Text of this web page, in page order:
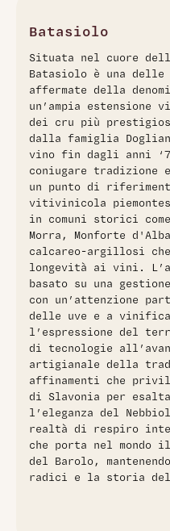
riflessi aranciati, segno
secca come noci e prugne
di rose e viole, sfumature
affumicati di vaniglia e
caldo e sapido, con
persistente su liquirizia. Un
meditazione o
stagionati.
Batasiolo
Situata nel cuore
Batasiolo è una
affermate della
un’ampia estensione
dei cru più
dalla famiglia
vino fin dagli anni
coniugare tradizione
un punto di
vitivinicola
in comuni storici
Morra, Monforte
calcareo-argillosi
longevità ai vini.
basato su una
con un’attenzione
delle uve e a
l’espressione del
di tecnologie
artigianale della
affinamenti che
di Slavonia per
l’eleganza del
realtà di respiro
che porta nel mondo
del Barolo,
radici e la storia